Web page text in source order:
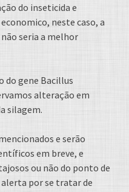
do inseticida e
neste caso, a
seria a melhor
do gene Bacillus
alteração em
silagem.
e serão
em breve, e
ou não do ponto de
por se tratar de